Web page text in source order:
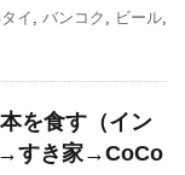
イ , バンコク , ビール,
を食す（イン
→すき家→CoCo